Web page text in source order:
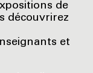
de
découvrirez
et